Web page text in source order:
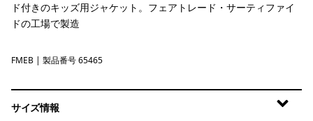
ド付きのキッズ用ジャケット。フェアトレード・サーティファイ
ドの工場で製造
Fitz Roy Massif: Eddy Blue
FMEB | 製品番号 65465
サイズ情報